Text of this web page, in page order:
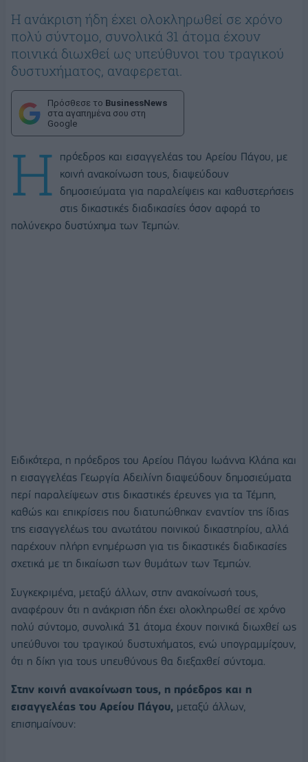
Η ανάκριση ήδη έχει ολοκληρωθεί σε χρόνο
πολύ σύντομο, συνολικά 31 άτομα έχουν
ποινικά διωχθεί ως υπεύθυνοι του τραγικού
δυστυχήματος, αναφερεται.
Πρόσθεσε το BusinessNews
στα αγαπημένα σου στη
Google
Η
πρόεδρος και εισαγγελέας του Αρείου Πάγου, με
κοινή ανακοίνωση τους, διαψεύδουν
δημοσιεύματα για παραλείψεις και καθυστερήσεις
στις δικαστικές διαδικασίες όσον αφορά το
πολύνεκρο δυστύχημα των Τεμπών.
Ειδικότερα, η πρόεδρος του Αρείου Πάγου Ιωάννα Κλάπα και
η εισαγγελέας Γεωργία Αδειλίνη διαψεύδουν δημοσιεύματα
περί παραλείψεων στις δικαστικές έρευνες για τα Τέμπη,
καθώς και επικρίσεις που διατυπώθηκαν εναντίον της ίδιας
της εισαγγελέως του ανωτάτου ποινικού δικαστηρίου, αλλά
παρέχουν πλήρη ενημέρωση για τις δικαστικές διαδικασίες
σχετικά με τη δικαίωση των θυμάτων των Τεμπών.
Συγκεκριμένα, μεταξύ άλλων, στην ανακοίνωσή τους,
αναφέρουν ότι η ανάκριση ήδη έχει ολοκληρωθεί σε χρόνο
πολύ σύντομο, συνολικά 31 άτομα έχουν ποινικά διωχθεί ως
υπεύθυνοι του τραγικού δυστυχήματος, ενώ υπογραμμίζουν,
ότι η δίκη για τους υπευθύνους θα διεξαχθεί σύντομα.
Στην κοινή ανακοίνωση τους, η πρόεδρος και η
εισαγγελέας του Αρείου Πάγου, μεταξύ άλλων,
επισημαίνουν: